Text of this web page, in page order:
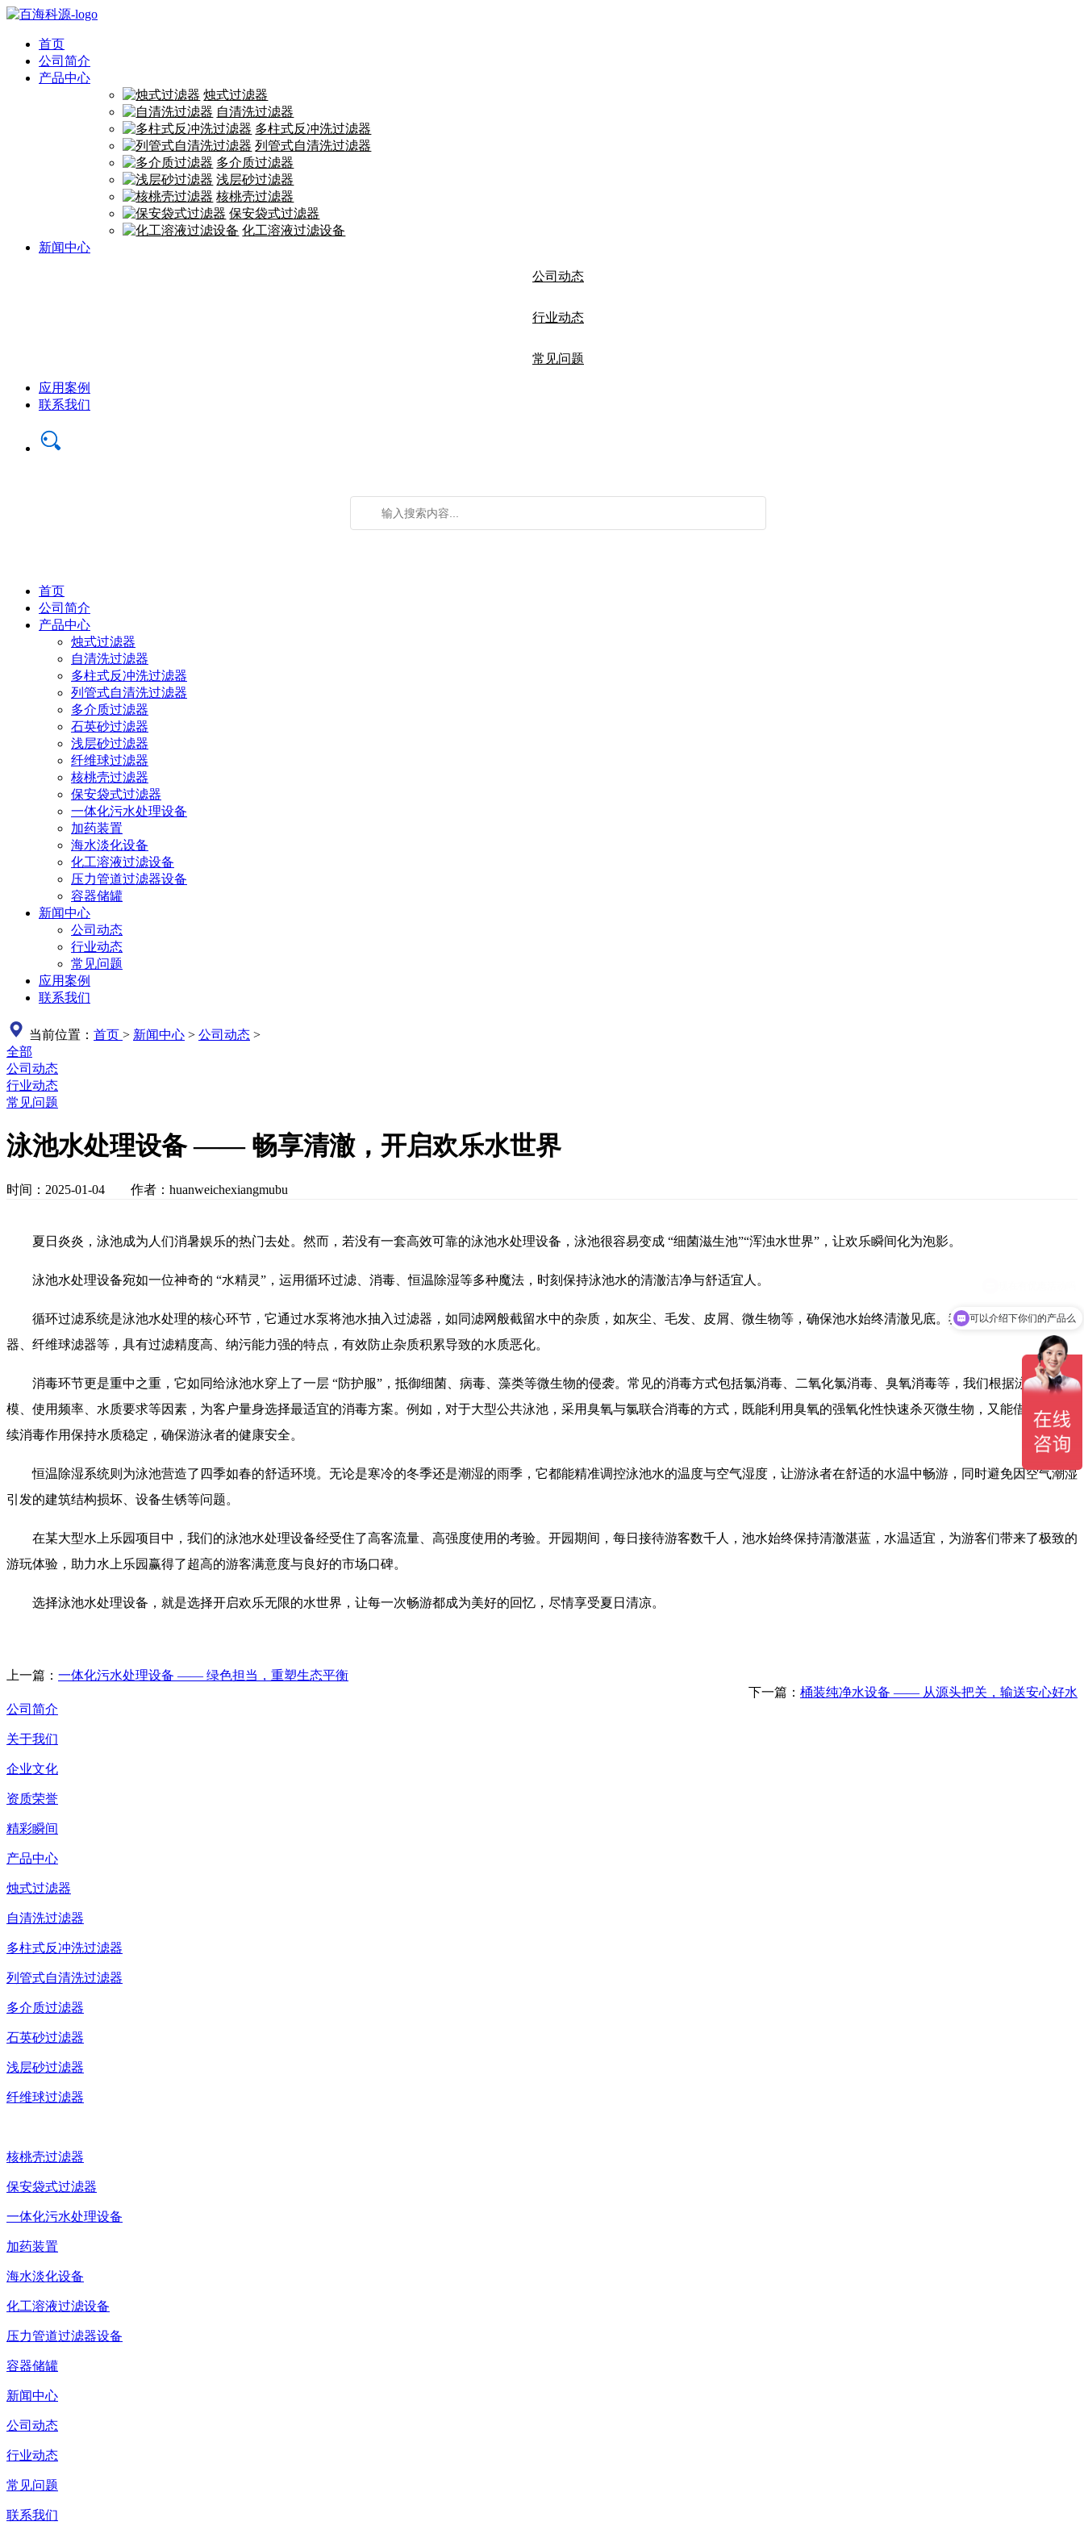
首页
公司简介
产品中心
烛式过滤器
自清洗过滤器
多柱式反冲洗过滤器
列管式自清洗过滤器
多介质过滤器
浅层砂过滤器
核桃壳过滤器
保安袋式过滤器
化工溶液过滤设备
新闻中心
公司动态
行业动态
常见问题
应用案例
联系我们
首页
公司简介
产品中心
烛式过滤器
自清洗过滤器
多柱式反冲洗过滤器
列管式自清洗过滤器
多介质过滤器
石英砂过滤器
浅层砂过滤器
纤维球过滤器
核桃壳过滤器
保安袋式过滤器
一体化污水处理设备
加药装置
海水淡化设备
化工溶液过滤设备
压力管道过滤器设备
容器储罐
新闻中心
公司动态
行业动态
常见问题
应用案例
联系我们
当前位置： 首页 > 新闻中心 > 公司动态 >
全部
公司动态
行业动态
常见问题
泳池水处理设备 —— 畅享清澈，开启欢乐水世界
时间：2025-01-04 作者：huanweichexiangmubu
夏日炎炎，泳池成为人们消暑娱乐的热门去处。然而，若没有一套高效可靠的泳池水处理设备，泳池很容易变成 “细菌滋生池”“浑浊水世界”，让欢乐瞬间化为泡影。
泳池水处理设备宛如一位神奇的 “水精灵”，运用循环过滤、消毒、恒温除湿等多种魔法，时刻保持泳池水的清澈洁净与舒适宜人。
循环过滤系统是泳池水处理的核心环节，它通过水泵将池水抽入过滤器，如同滤网般截留水中的杂质，如灰尘、毛发、皮屑、微生物等，确保池水始终清澈见底。我们采用的高品质砂滤
器、纤维球滤器等，具有过滤精度高、纳污能力强的特点，有效防止杂质积累导致的水质恶化。
消毒环节更是重中之重，它如同给泳池水穿上了一层 “防护服”，抵御细菌、病毒、藻类等微生物的侵袭。常见的消毒方式包括氯消毒、二氧化氯消毒、臭氧消毒等，我们根据泳池的规
模、使用频率、水质要求等因素，为客户量身选择最适宜的消毒方案。例如，对于大型公共泳池，采用臭氧与氯联合消毒的方式，既能利用臭氧的强氧化性快速杀灭微生物，又能借助氯的持
续消毒作用保持水质稳定，确保游泳者的健康安全。
恒温除湿系统则为泳池营造了四季如春的舒适环境。无论是寒冷的冬季还是潮湿的雨季，它都能精准调控泳池水的温度与空气湿度，让游泳者在舒适的水温中畅游，同时避免因空气潮湿
引发的建筑结构损坏、设备生锈等问题。
在某大型水上乐园项目中，我们的泳池水处理设备经受住了高客流量、高强度使用的考验。开园期间，每日接待游客数千人，池水始终保持清澈湛蓝，水温适宜，为游客们带来了极致的
游玩体验，助力水上乐园赢得了超高的游客满意度与良好的市场口碑。
选择泳池水处理设备，就是选择开启欢乐无限的水世界，让每一次畅游都成为美好的回忆，尽情享受夏日清凉。
上一篇： 一体化污水处理设备 —— 绿色担当，重塑生态平衡
下一篇： 桶装纯净水设备 —— 从源头把关，输送安心好水
公司简介
关于我们
企业文化
资质荣誉
精彩瞬间
产品中心
烛式过滤器
自清洗过滤器
多柱式反冲洗过滤器
列管式自清洗过滤器
多介质过滤器
石英砂过滤器
浅层砂过滤器
纤维球过滤器
核桃壳过滤器
保安袋式过滤器
一体化污水处理设备
加药装置
海水淡化设备
化工溶液过滤设备
压力管道过滤器设备
容器储罐
新闻中心
公司动态
行业动态
常见问题
联系我们
可以介绍下你们的产品么